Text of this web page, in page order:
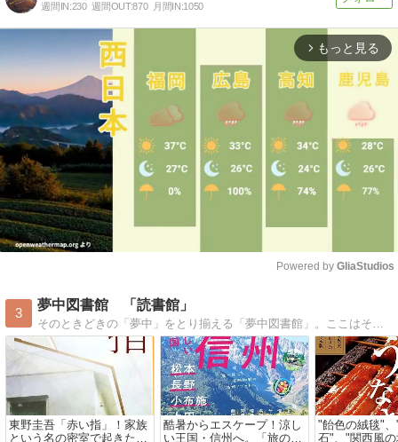
週間IN:230 週間OUT:870 月間IN:1050
arrow_forward_ios もっと見る
Powered by GliaStudios
3
夢中図書館 「読書館」
そのときどきの「夢中」をとり揃える「夢中図書館」。ここはそのなかでも、読書に関する「夢中」を集めた「読書館」です。Welcome to the ’Books'…
東野圭吾「赤い指」！家族
という名の密室で起きた悲
酷暑からエスケープ！涼し
い王国・信州へ。「旅の手
"飴色の絨毯"
石"、"関西風